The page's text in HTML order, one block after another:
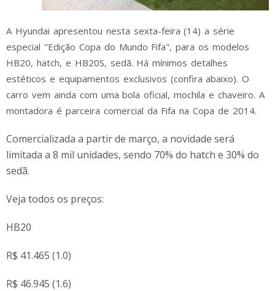
A Hyundai apresentou nesta sexta-feira (14) a série
especial "Edição Copa do Mundo Fifa", para os modelos
HB20, hatch, e HB20S, sedã. Há mínimos detalhes
estéticos e equipamentos exclusivos (confira abaixo). O
carro vem ainda com uma bola oficial, mochila e chaveiro. A
montadora é parceira comercial da Fifa na Copa de 2014.
Comercializada a partir de março, a novidade será
limitada a 8 mil unidades, sendo 70% do hatch e 30% do
sedã.
Veja todos os preços:
HB20
R$ 41.465 (1.0)
R$ 46.945 (1.6)